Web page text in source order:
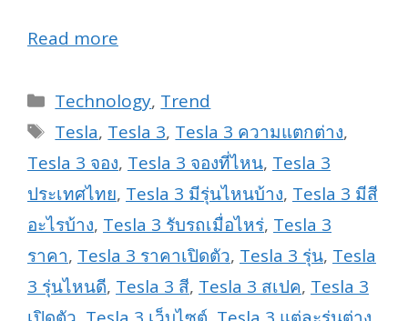
Read more
Categories
Technology, Trend
Tags
Tesla, Tesla 3, Tesla 3 ความแตกต่าง,
Tesla 3 จอง, Tesla 3 จองที่ไหน, Tesla 3
ประเทศไทย, Tesla 3 มีรุ่นไหนบ้าง, Tesla 3 มีสี
อะไรบ้าง, Tesla 3 รับรถเมื่อไหร่, Tesla 3
ราคา, Tesla 3 ราคาเปิดตัว, Tesla 3 รุ่น, Tesla
3 รุ่นไหนดี, Tesla 3 สี, Tesla 3 สเปค, Tesla 3